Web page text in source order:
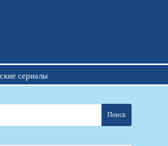
онлайн
сериалы